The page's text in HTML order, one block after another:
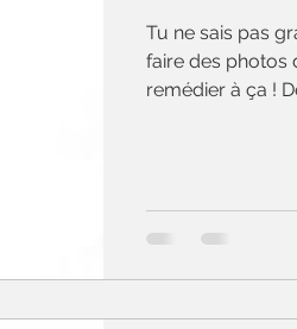
Tu ne sais pas
faire des photos
remédier à ça !